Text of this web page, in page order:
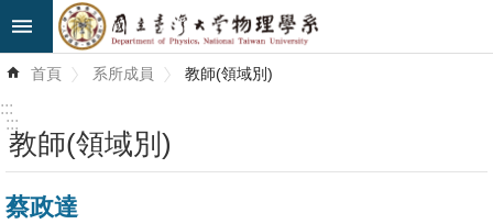
跳到主要內容區塊
階
最
新
首頁 系所成員 教師(領域別)
:::
:::
教師(領域別)
蔡政達